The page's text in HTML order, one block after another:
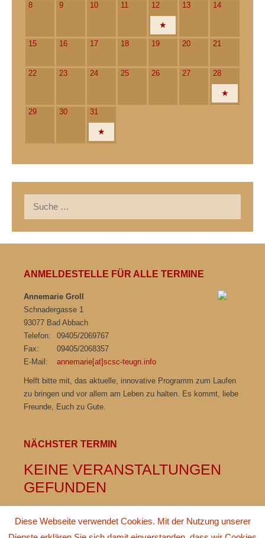
8 9 10 11 12 13 14
15 16 17 18 19 20 21
22 23 24 25 26 27 28
29 30 31
nach:
ANMELDESTELLE FÜR ALLE TERMINE
Annemarie Groll
Schnadergasse 1
93077 Bad Abbach
Telefon:
09405/2069767
Fax:
09405/2068357
E-Mail:
annemarie[at]scsc-teugn.info
Helft bitte mit, das aktuelle, innovative Programm zum Laufen
zu bringen und vor allem am Leben zu halten. Es kommt, liebe
Freunde, Euch zu Gute.
NÄCHSTER TERMIN
KEINE VERANSTALTUNGEN
GEFUNDEN
Diese Webseite verwendet Cookies. Mit der Nutzung unserer